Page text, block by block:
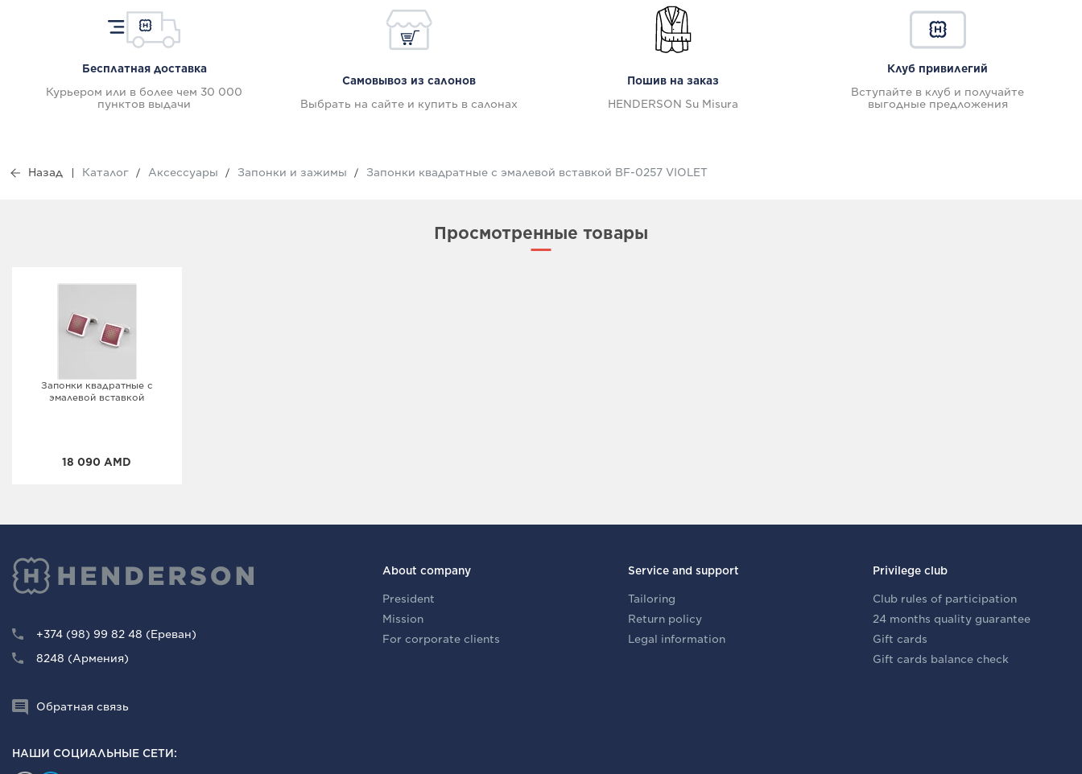
Бесплатная доставка
Курьером или в более чем 30 000
пунктов выдачи
Самовывоз из салонов
Выбрать на сайте и купить в салонах
Пошив на заказ
HENDERSON Su Misura
Клуб привилегий
Вступайте в клуб и получайте
выгодные предложения
Назад Каталог Аксессуары Запонки и зажимы Запонки квадратные с эмалевой вставкой BF-0257 VIOLET
Просмотренные товары
Запонки квадратные с
эмалевой вставкой
18 090 AMD
+374 (98) 99 82 48 (Ереван)
8248 (Армения)
Обратная связь
НАШИ СОЦИАЛЬНЫЕ СЕТИ:
About company
President
Mission
For corporate clients
Service and support
Tailoring
Return policy
Legal information
Privilege club
Club rules of participation
24 months quality guarantee
Gift cards
Gift cards balance check